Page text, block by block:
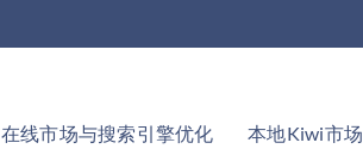
在线市场与搜索引擎优化 本地Kiwi市场